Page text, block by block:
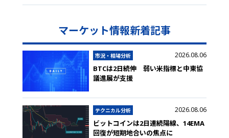
マーケット情報新着記事
市況・相場分析 2026.08.06
BTCは2日続伸 弱い米指標と中東協
議進展が支援
テクニカル分析 2026.08.06
ビットコインは2日連続陽線、14EMA
回復が短期地合いの焦点に